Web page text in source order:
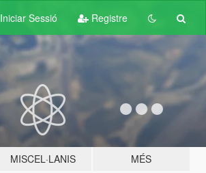
Iniciar Sessió Registre
MISCEL·LANIS MÉS